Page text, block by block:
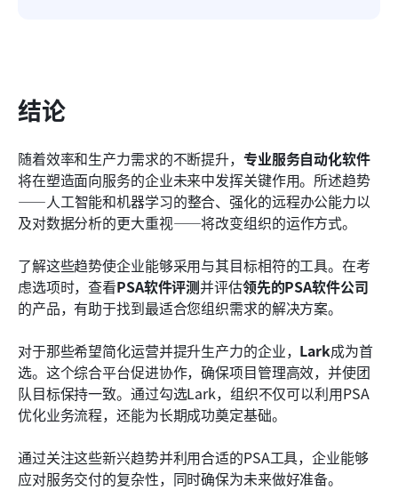
结论
随着效率和生产力需求的不断提升， 专业服务自动化软件
将在塑造面向服务的企业未来中发挥关键作用。所述趋势
——人工智能和机器学习的整合、强化的远程办公能力以
及对数据分析的更大重视——将改变组织的运作方式。
了解这些趋势使企业能够采用与其目标相符的工具。在考
虑选项时，查看PSA软件评测并评估领先的PSA软件公司
的产品，有助于找到最适合您组织需求的解决方案。
对于那些希望简化运营并提升生产力的企业， Lark成为首
选。这个综合平台促进协作，确保项目管理高效，并使团
队目标保持一致。通过勾选Lark，组织不仅可以利用PSA
优化业务流程，还能为长期成功奠定基础。
通过关注这些新兴趋势并利用合适的PSA工具，企业能够
应对服务交付的复杂性，同时确保为未来做好准备。